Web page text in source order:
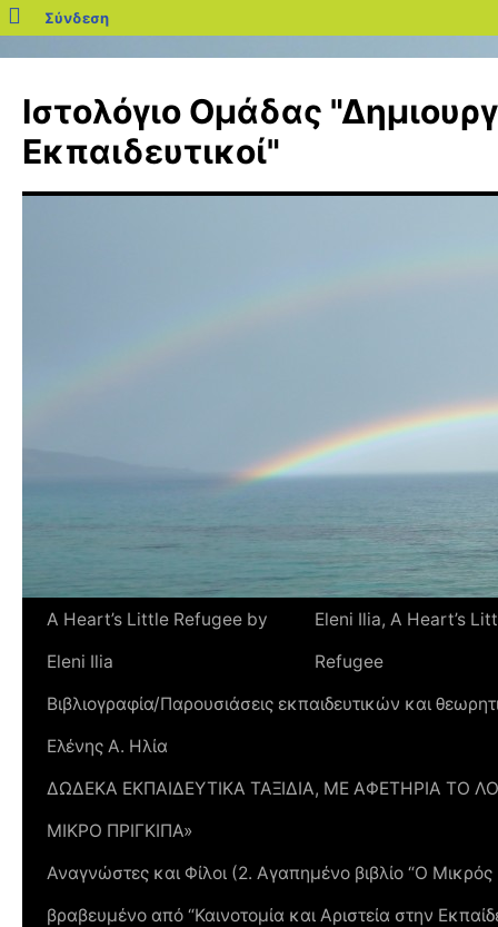
blogs.sch.gr
Σύνδεση
περιεχόμενο
Ιστολόγιο Ομάδας
Εκπαιδευτικοί"
A Heart’s Little Refugee by
Eleni Ilia
Eleni Ilia, A Heart’s
Refugee
Βιβλιογραφία/Παρουσιάσεις εκπαιδευτικών και
Ελένης Α. Ηλία
ΔΩΔΕΚΑ ΕΚΠΑΙΔΕΥΤΙΚΑ ΤΑΞΙΔΙΑ, ΜΕ ΑΦΕΤΗΡΙΑ ΤΟ
ΜΙΚΡΟ ΠΡΙΓΚΙΠΑ»
Αναγνώστες και Φίλοι (2. Αγαπημένο βιβλίο “Ο
βραβευμένο από “Καινοτομία και Αριστεία στην